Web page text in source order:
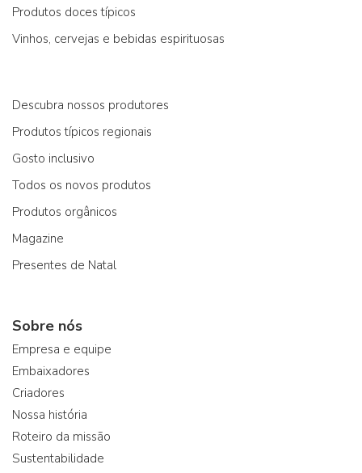
Produtos doces típicos
Vinhos, cervejas e bebidas espirituosas
Descubra nossos produtores
Produtos típicos regionais
Gosto inclusivo
Todos os novos produtos
Produtos orgânicos
Magazine
Presentes de Natal
Sobre nós
Empresa e equipe
Embaixadores
Criadores
Nossa história
Roteiro da missão
Sustentabilidade